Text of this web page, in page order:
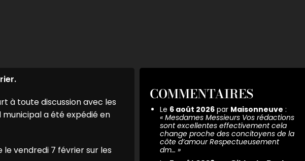
à toute discussion avec les
municipal a été expédié en
le vendredi 7 février sur les
COMMENTAIRES
Le 6 août 2026 par Maisonneuve :
« Mesdames Messieurs Vos rédactions
sont excellentes effectivement cela
change proche des concitoyens de la
côte d’amour Respectueusement
dm… »